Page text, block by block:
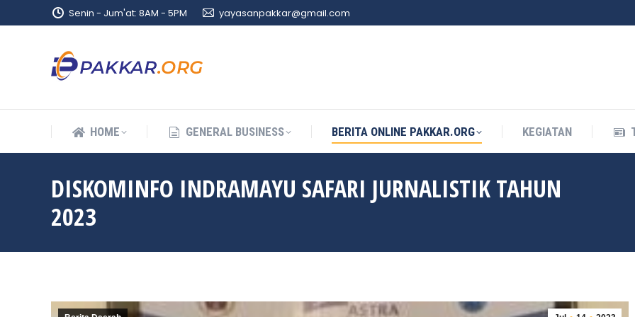
Senin - Jum'at: 8AM - 5PM yayasanpakkar@gmail.com
HOME GENERAL BUSINESS BERITA ONLINE PAKKAR.ORG KEGIATAN
DISKOMINFO INDRAMAYU SAFARI JURNALISTIK TAHUN
2023
HOME GENERAL BUSINESS BERITA ONLINE PAKKAR.ORG KEGIATAN